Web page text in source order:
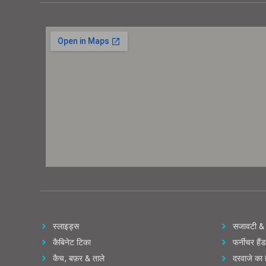
स्लाइड्स
कैबिनेट टिका
कैच, बफ़र & ताले
सजावटी
फर्नीचर
दरवाजे